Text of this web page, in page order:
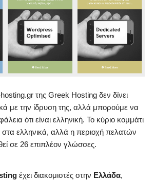
της Greek Hosting δεν δίνει
με την ίδρυση της, αλλά μπορούμε να
ότι είναι ελληνική. Το κύριο κομμάτι
στα ελληνικά, αλλά η περιοχή πελατών
σε 26 επιπλέον γλώσσες.
έχει διακομιστές στην Ελλάδα,